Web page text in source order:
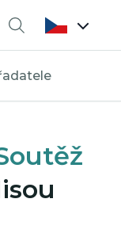
Vyhledávání